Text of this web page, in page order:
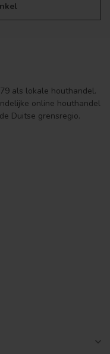
als lokale houthandel.
online houthandel
Duitse grensregio.